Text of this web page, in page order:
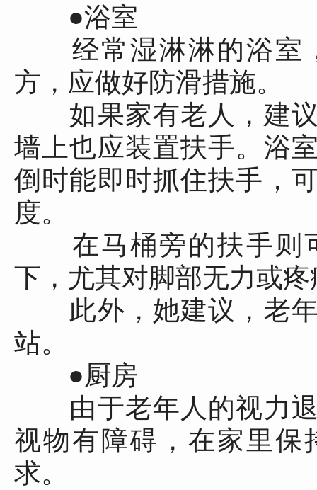
●浴室
经常湿淋淋的浴室
方，应做好防滑措施。
如果家有老人，建议
墙上也应装置扶手。浴
倒时能即时抓住扶手，
度。
在马桶旁的扶手则
下，尤其对脚部无力或
此外，她建议，老年
站。
●厨房
由于老年人的视力退
视物有障碍，在家里保
求。